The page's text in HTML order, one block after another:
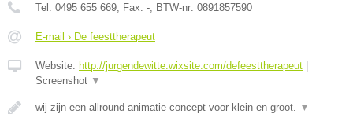
Tel: 0495 655 669 , Fax: - , BTW-nr: 0891857590
E-mail › De feesttherapeut
Website: http://jurgendewitte.wixsite.com/defeesttherapeut |
Screenshot ▼
wij zijn een allround animatie concept voor klein en groot. ▼